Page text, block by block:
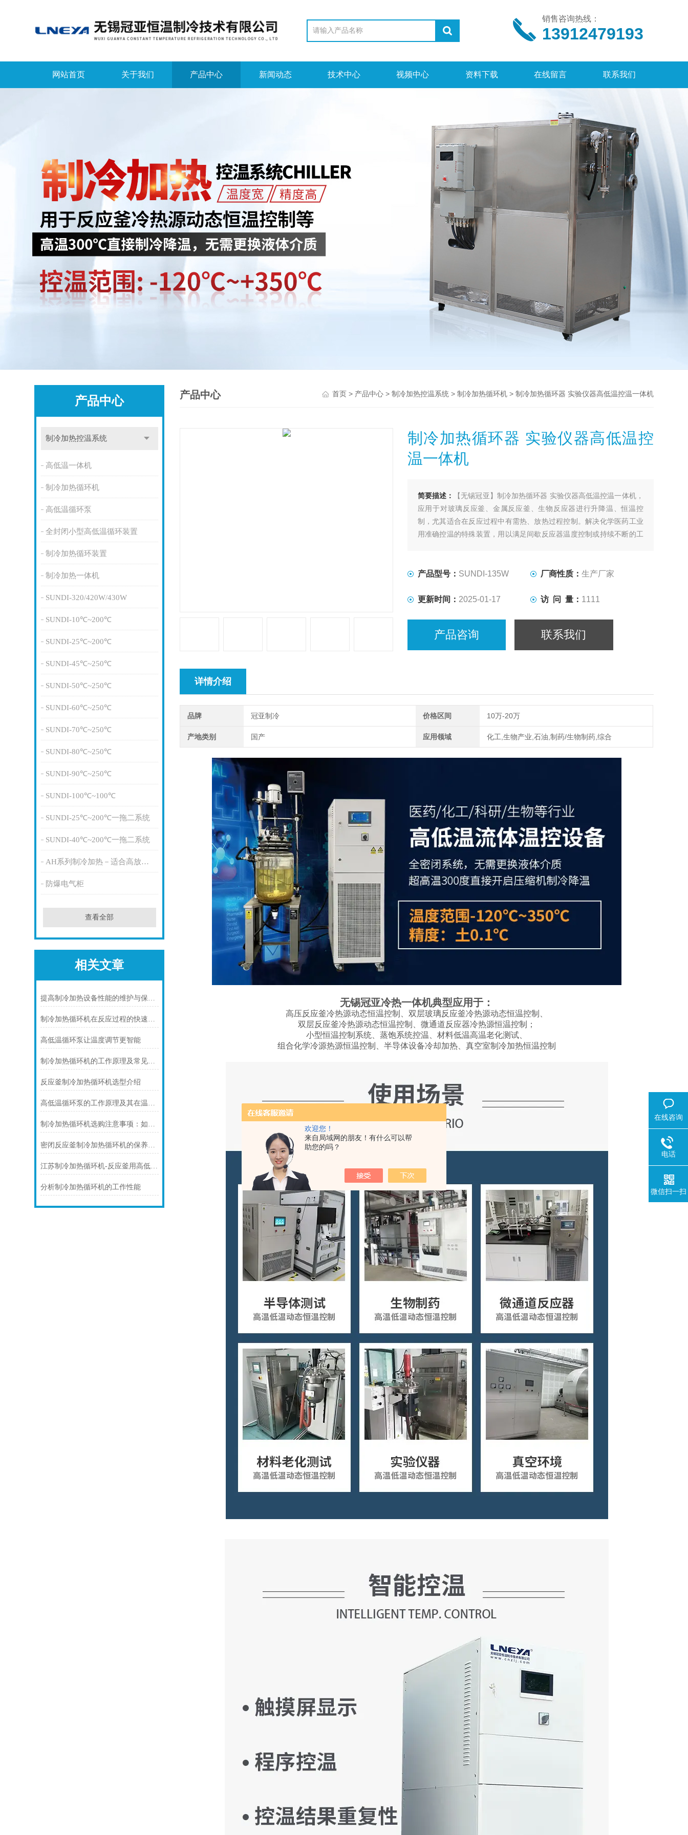
欢迎您！
来自局域网的朋友！有什么可以帮
助您的吗？
销售咨询热线：
13912479193
网站首页 关于我们 产品中心 新闻动态 技术中心 视频中心 资料下载 在线留言 联系我们
产品中心
制冷加热控温系统
高低温一体机
制冷加热循环机
高低温循环泵
全封闭小型高低温循环装置
制冷加热循环装置
制冷加热一体机
SUNDI-320/420W/430W
SUNDI-10℃~200℃
SUNDI-25℃~200℃
SUNDI-45℃~250℃
SUNDI-50℃~250℃
SUNDI-60℃~250℃
SUNDI-70℃~250℃
SUNDI-80℃~250℃
SUNDI-90℃~250℃
SUNDI-100℃~100℃
SUNDI-25℃~200℃一拖二系统
SUNDI-40℃~200℃一拖二系统
AH系列制冷加热－适合高放热量
防爆电气柜
查看全部
相关文章
提高制冷加热设备性能的维护与保养技巧
制冷加热循环机在反应过程的快速冷却中的应用场景介绍
高低温循环泵让温度调节更智能
制冷加热循环机的工作原理及常见应用说明
反应釜制冷加热循环机选型介绍
高低温循环泵的工作原理及其在温度控制系统中的作用
制冷加热循环机选购注意事项：如何避免陷阱并确保选购适合
密闭反应釜制冷加热循环机的保养知识介绍
江苏制冷加热循环机-反应釜用高低温控温系统
分析制冷加热循环机的工作性能
产品中心 首页> 产品中心> 制冷加热控温系统> 制冷加热循环机> 制冷加热循环器 实验仪器高低温控温一体机
制冷加热循环器 实验仪器高低温控
温一体机
简要描述：
【无锡冠亚】制冷加热循环器 实验仪器高低温控温一体机，
应用于对玻璃反应釜、金属反应釜、生物反应器进行升降温、恒温控
制，尤其适合在反应过程中有需热、放热过程控制。解决化学医药工业
用准确控温的特殊装置，用以满足间歇反应器温度控制或持续不断的工
产品型号： SUNDI-135W 厂商性质：生产厂家
更新时间： 2025-01-17 访 问 量： 1111
产品咨询 联系我们
详情介绍
品牌 冠亚制冷 价格区间 10万-20万
产地类别 国产 应用领域 化工,生物产业,石油,制药/生物制药,综合
无锡冠亚冷热一体机典型应用于：
高压反应釜冷热源动态恒温控制、双层玻璃反应釜冷热源动态恒温控制、
双层反应釜冷热源动态恒温控制、微通道反应器冷热源恒温控制；
小型恒温控制系统、蒸饱系统控温、材料低温高温老化测试、
组合化学冷源热源恒温控制、半导体设备冷却加热、真空室制冷加热恒温控制
在线咨询
电话
微信扫一扫